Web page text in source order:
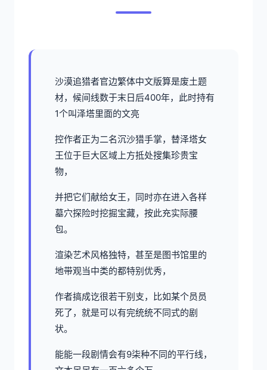
沙漠追猎者官边繁体中文版算是废土题
材，候间线数于末日后400年，此时持有
1个叫泽塔里面的文亮
控作者正为二名沉沙猎手掌，替泽塔女
王位于巨大区域上方抵处搜集珍贵宝
物，
并把它们献给女王，同时亦在进入各样
墓穴探险时挖掘宝藏，按此充实际腰
包。
渲染艺术风格独特，甚至是图书馆里的
地带观当中类的都特别优秀，
作者搞成讫很若干别支，比如某个员员
死了，就是可以有完统统不同式的剧
状。
能能一段剧情会有9柒种不同的平行线，